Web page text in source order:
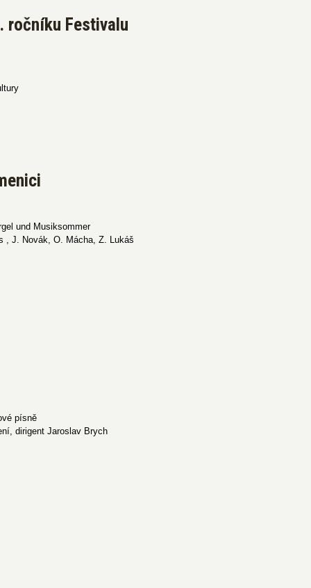
ročníku Festivalu
und Musiksommer
, J. Novák, O. Mácha, Z. Lukáš
písně
dirigent Jaroslav Brych